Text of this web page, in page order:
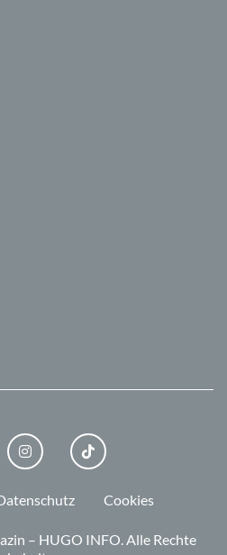
INSTAGRAMTIKTOK
Cookies
– HUGO INFO.Alle Rechte